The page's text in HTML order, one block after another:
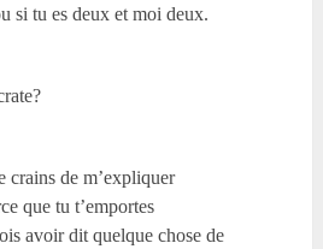
si tu es deux et moi deux.
crains de m’expliquer
que tu t’emportes
avoir dit quelque chose de